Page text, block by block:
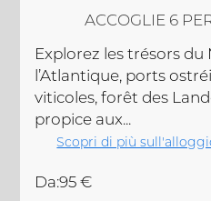
ACCOGLIE 6
Explorez les trésors du
l’Atlantique, ports
viticoles, forêt des
propice aux...
Scopri di più
Da:95 €